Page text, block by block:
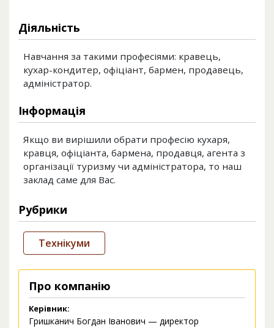
Діяльність
Навчання за такими професіями: кравець,
кухар-кондитер, офіціант, бармен, продавець,
адміністратор.
Інформація
Якщо ви вирішили обрати професію кухаря,
кравця, офіціанта, бармена, продавця, агента з
організації туризму чи адміністратора, то наш
заклад саме для Вас.
Рубрики
Технікуми
Про компанію
Керівник:
Гришканич Богдан Іванович — директор